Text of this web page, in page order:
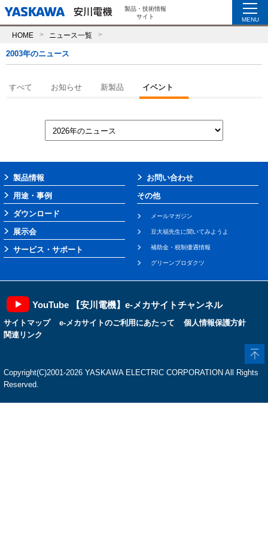
製品・技術情報
サイト
MENU
HOME ニュース一覧
2003年のニュース
すべて お知らせ 新製品 イベント
製品情報
用途・事例
ダウンロード
展示会
サービス・サポート
お問い合わせ
その他
メールマガジン
豆大福先生に聞いてみようよ
補助金・税制優遇情報
グリーンプロダクツ
YouTube 【安川電機】e-メカサイトチャンネル
サイトマップ e-メカサイトのご利用にあたって
個人情報保護方針
関連リンク
Copyright(C)2001‐2026 YASKAWA ELECTRIC CORPORATION All Rights
Reserved.